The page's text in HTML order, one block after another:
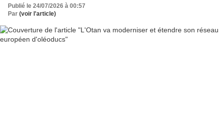
Publié le 24/07/2026 à 00:57
Par (voir l'article)